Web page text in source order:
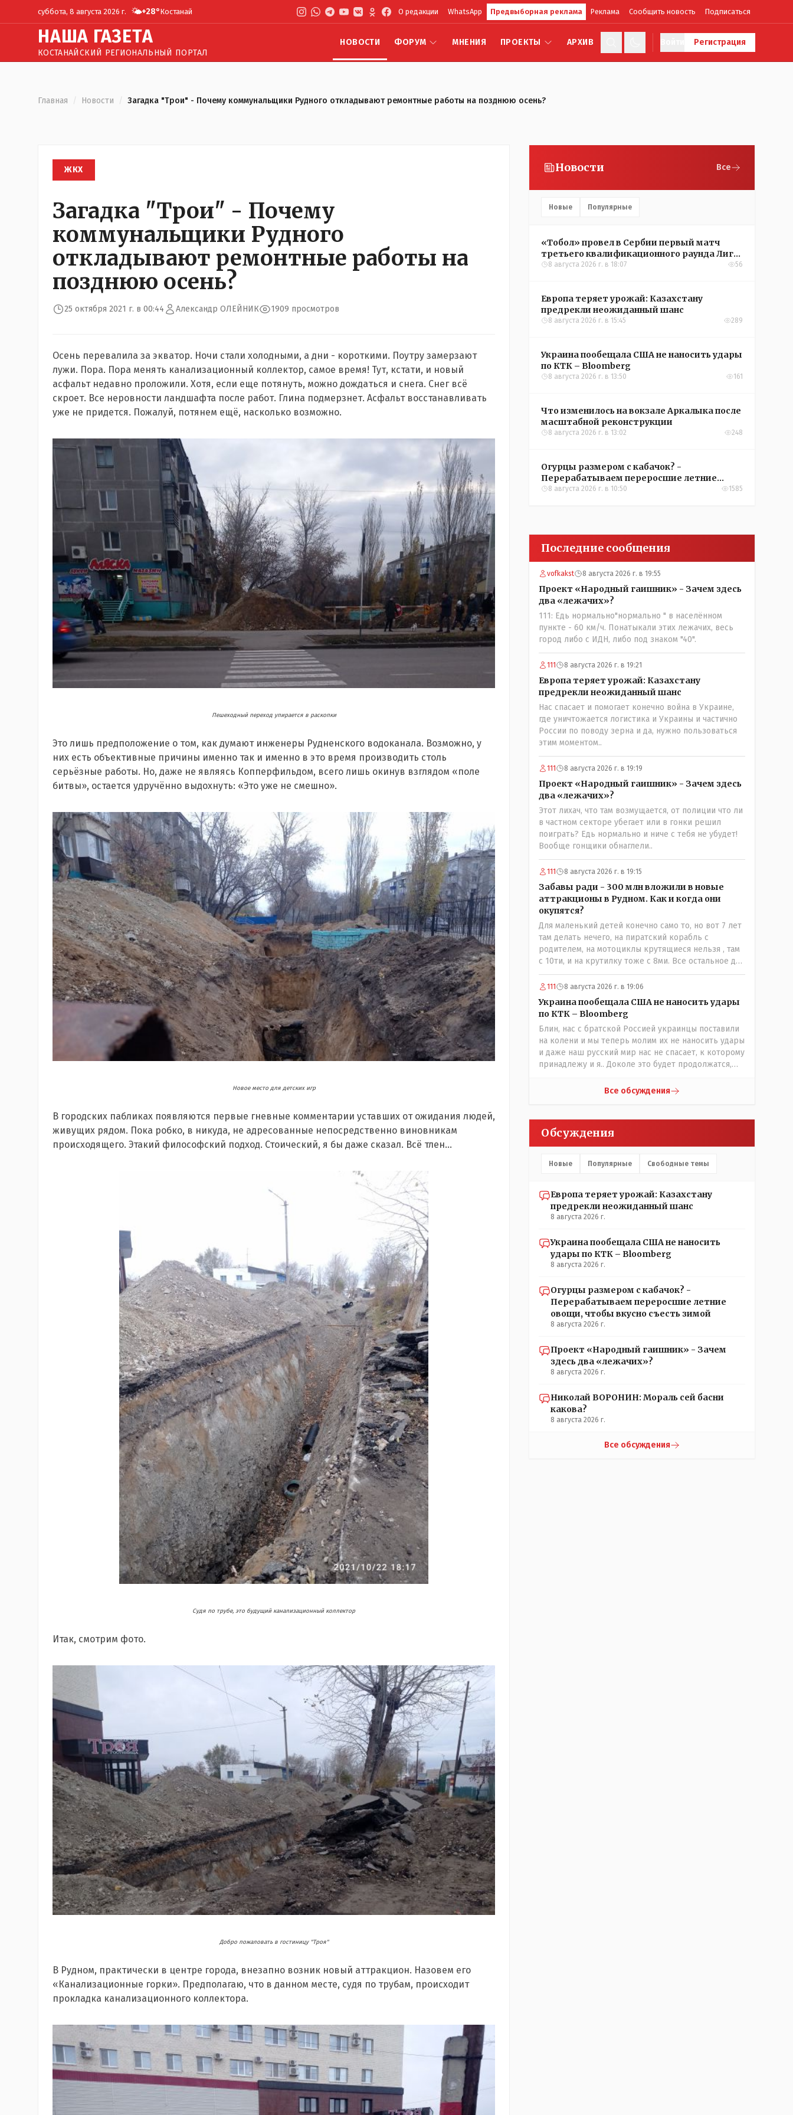
суббота, 8 августа 2026 г. 🌤️+28°Костанай О редакции WhatsApp Предвыборная реклама Реклама Сообщить новость Подписаться
НАША ГАЗЕТА
КОСТАНАЙСКИЙ РЕГИОНАЛЬНЫЙ ПОРТАЛ
НОВОСТИ ФОРУМ МНЕНИЯ ПРОЕКТЫ АРХИВ Регистрация
Главная / Новости / Загадка "Трои" - Почему коммунальщики Рудного откладывают ремонтные работы на позднюю осень?
ЖКХ
Загадка "Трои" - Почему
коммунальщики Рудного
откладывают ремонтные работы на
позднюю осень?
25 октября 2021 г. в 00:44 Александр ОЛЕЙНИК 1909 просмотров
Осень перевалила за экватор. Ночи стали холодными, а дни - короткими. Поутру замерзают
лужи. Пора. Пора менять канализационный коллектор, самое время! Тут, кстати, и новый
асфальт недавно проложили. Хотя, если еще потянуть, можно дождаться и снега. Снег всё
скроет. Все неровности ландшафта после работ. Глина подмерзнет. Асфальт восстанавливать
уже не придется. Пожалуй, потянем ещё, насколько возможно.
Пешеходный переход упирается в раскопки
Это лишь предположение о том, как думают инженеры Рудненского водоканала. Возможно, у
них есть объективные причины именно так и именно в это время производить столь
серьёзные работы. Но, даже не являясь Копперфильдом, всего лишь окинув взглядом «поле
битвы», остается удручённо выдохнуть: «Это уже не смешно».
Новое место для детских игр
В городских пабликах появляются первые гневные комментарии уставших от ожидания людей,
живущих рядом. Пока робко, в никуда, не адресованные непосредственно виновникам
происходящего. Этакий философский подход. Стоический, я бы даже сказал. Всё тлен…
Судя по трубе, это будущий канализационный коллектор
Итак, смотрим фото.
Добро пожаловать в гостиницу "Троя"
В Рудном, практически в центре города, внезапно возник новый аттракцион. Назовем его
«Канализационные горки». Предполагаю, что в данном месте, судя по трубам, происходит
прокладка канализационного коллектора.
Новости Все
Новые Популярные
«Тобол» провел в Сербии первый матч
третьего квалификационного раунда Лиги
конференций УЕФА
8 августа 2026 г. в 18:07 56
Европа теряет урожай: Казахстану
предрекли неожиданный шанс
8 августа 2026 г. в 15:45 289
Украина пообещала США не наносить удары
по КТК – Bloomberg
8 августа 2026 г. в 13:50 161
Что изменилось на вокзале Аркалыка после
масштабной реконструкции
8 августа 2026 г. в 13:02 248
Огурцы размером с кабачок? -
Перерабатываем переросшие летние
овощи, чтобы вкусно съесть зимой
8 августа 2026 г. в 10:50 1585
Последние сообщения
vofkakst 8 августа 2026 г. в 19:55
Проект «Народный гаишник» - Зачем здесь
два «лежачих»?
111: Едь нормально"нормально " в населённом
пункте - 60 км/ч. Понатыкали этих лежачих, весь
город либо с ИДН, либо под знаком "40".
111 8 августа 2026 г. в 19:21
Европа теряет урожай: Казахстану
предрекли неожиданный шанс
Нас спасает и помогает конечно война в Украине,
где уничтожается логистика и Украины и частично
России по поводу зерна и да, нужно пользоваться
этим моментом..
111 8 августа 2026 г. в 19:19
Проект «Народный гаишник» - Зачем здесь
два «лежачих»?
Этот лихач, что там возмущается, от полиции что ли
в частном секторе убегает или в гонки решил
поиграть? Едь нормально и ниче с тебя не убудет!
Вообще гонщики обнаглели..
111 8 августа 2026 г. в 19:15
Забавы ради - 300 млн вложили в новые
аттракционы в Рудном. Как и когда они
окупятся?
Для маленький детей конечно само то, но вот 7 лет
там делать нечего, на пиратский корабль с
родителем, на мотоциклы крутящиеся нельзя , там
с 10ти, и на крутилку тоже с 8ми. Все остальное для
детей 3-5 лет.. Ну да, в жару там сейчас не
комфортно, тени нет от слова вообще, но вечером
думаю там нормально, с бутылкой холодного пивка
посидеть можно..
111 8 августа 2026 г. в 19:06
Украина пообещала США не наносить удары
по КТК – Bloomberg
Блин, нас с братской Россией украинцы поставили
на колени и мы теперь молим их не наносить удары
и даже наш русский мир нас не спасает, к которому
принадлежу и я.. Доколе это будет продолжатся,
Все обсуждения
Обсуждения
Новые Популярные Свободные темы
Европа теряет урожай: Казахстану
предрекли неожиданный шанс
8 августа 2026 г.
Украина пообещала США не наносить
удары по КТК – Bloomberg
8 августа 2026 г.
Огурцы размером с кабачок? -
Перерабатываем переросшие летние
овощи, чтобы вкусно съесть зимой
8 августа 2026 г.
Проект «Народный гаишник» - Зачем
здесь два «лежачих»?
8 августа 2026 г.
Николай ВОРОНИН: Мораль сей басни
какова?
8 августа 2026 г.
Все обсуждения